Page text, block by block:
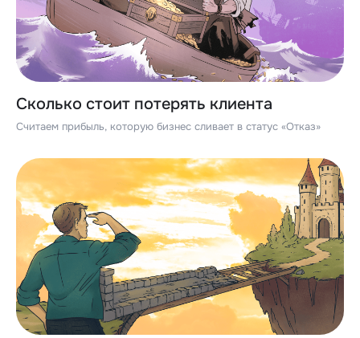
Сколько стоит потерять клиента
Считаем прибыль, которую бизнес сливает в статус «Отказ»